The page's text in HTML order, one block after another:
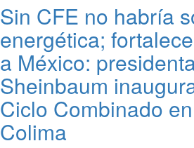
Sin CFE no habría
energética;
a México:
Sheinbaum
Ciclo Combinado
Colima